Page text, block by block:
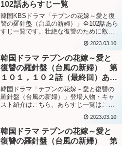
102話あらすじ一覧
韓国KBSドラマ「テプンの花嫁～愛と復
讐の羅針盤（台風の新婦）」全102話あら
すじ一覧です。壮絶な復讐のために敵の
マ「テプンの花嫁～愛と復讐の羅針盤
（台風の新婦）」登場人物・キャスト紹
介はこちら。韓国ドラ...
2023.03.10
韓国ドラマ テプンの花嫁～愛と
復讐の羅針盤（台風の新婦） 第
１０１，１０２話（最終回）あら
すじ
韓国ドラマ「テプンの花嫁～愛と復讐の
羅針盤（台風の新婦）」登場人物・キャ
スト紹介はこちら。あらすじ一覧はこち
讐の羅針盤（台風の新婦）」第１０１話
あらすじ家を出ていこうとするインスン
を止めるヨンジャ。今まで...
2023.03.10
韓国ドラマ テプンの花嫁～愛と
復讐の羅針盤（台風の新婦） 第